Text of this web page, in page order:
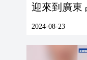
迎來到廣東
2024-08-23